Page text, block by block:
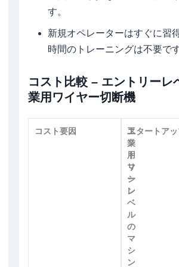
す。
新規オペレーターはすぐに習
時間のトレーニングは不要です
コスト比較 – エントリーレ
業用ワイヤー切断機
コスト要因
エ
ン
ト
リ
ー
レ
ベ
ル
の
マ
シ
ン
工
業
用
マ
シ
ン
スタートア